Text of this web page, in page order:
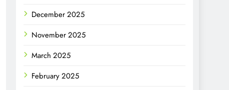
December 2025
November 2025
March 2025
February 2025